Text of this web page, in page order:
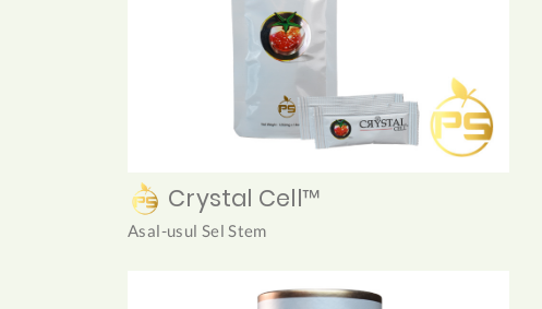
Crystal Cell™
Asal-usul Sel Stem